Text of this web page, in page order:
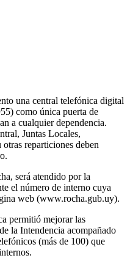
una central telefónica digital
como única puerta de
a cualquier dependencia.
Juntas Locales,
reparticiones deben
será atendido por la
el número de interno cuya
web (www.rocha.gub.uy).
permitió mejorar las
la Intendencia acompañado
(más de 100) que